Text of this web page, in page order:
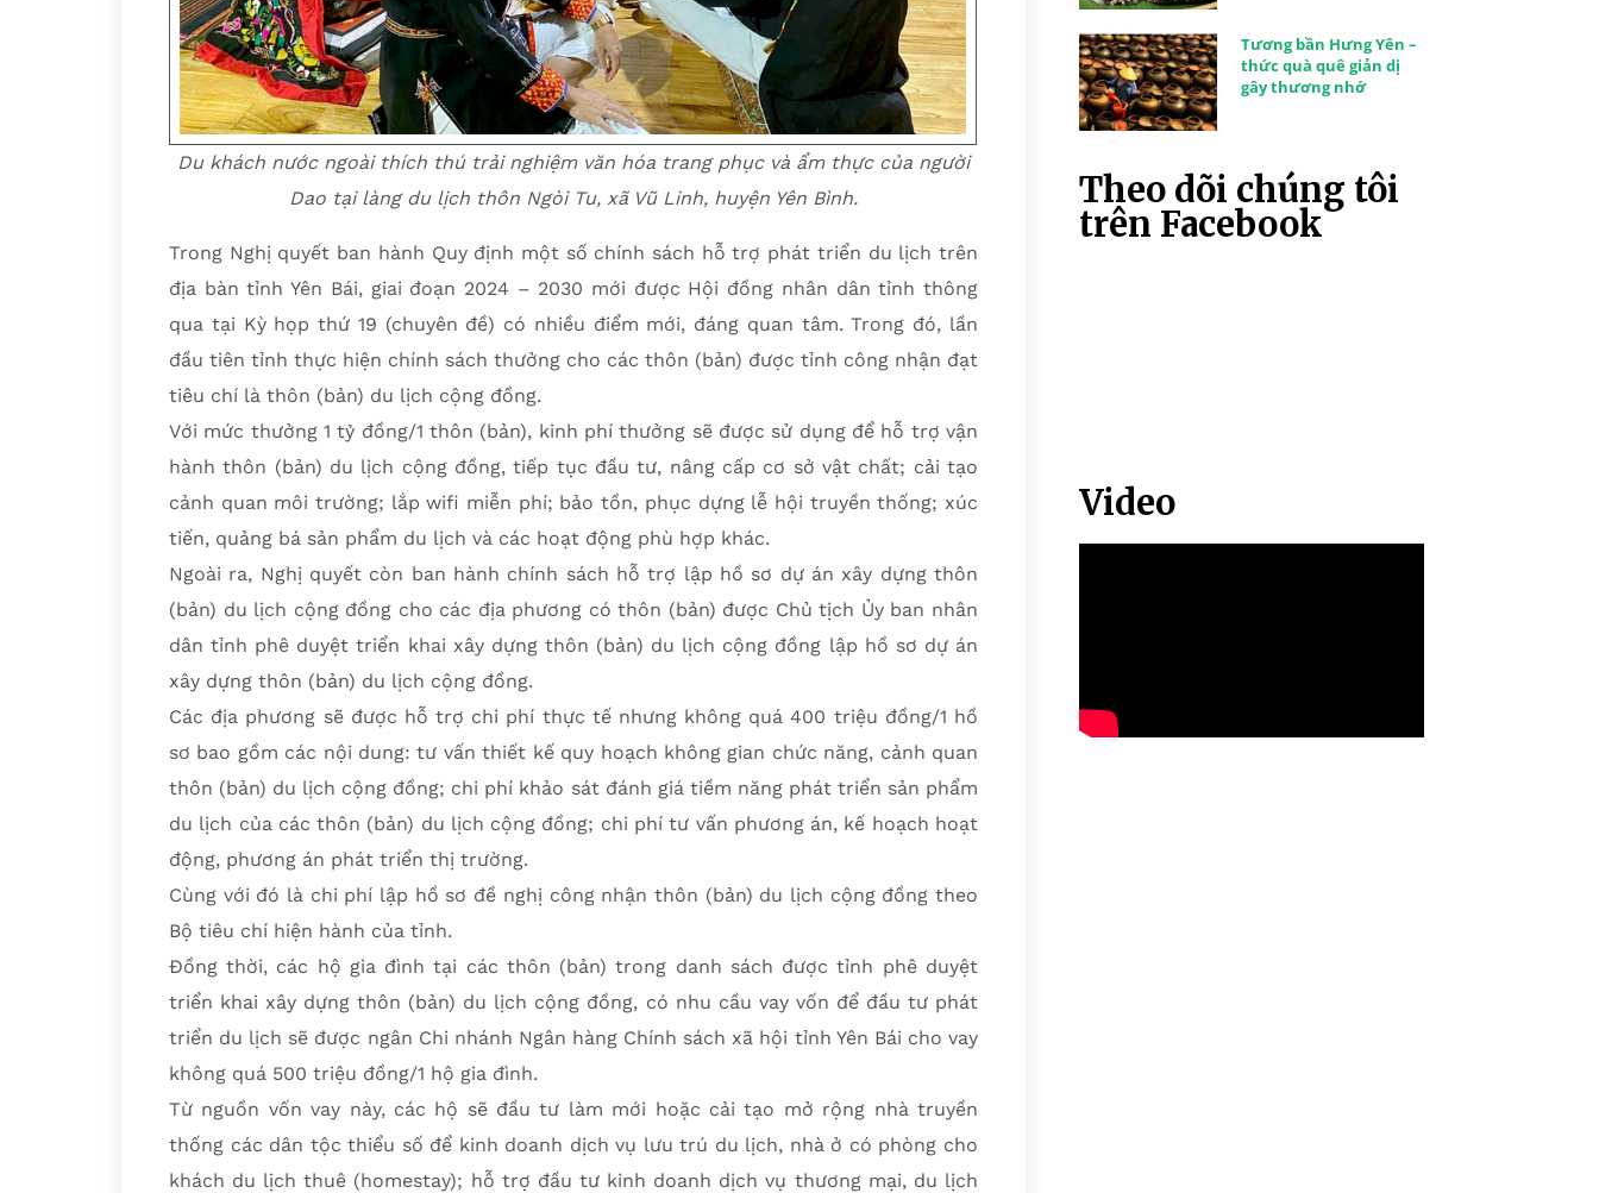
Du khách nước ngoài thích thú trải nghiệm văn hóa trang phục và ẩm thực của người
Dao tại làng du lịch thôn Ngòi Tu, xã Vũ Linh, huyện Yên Bình.
Trong Nghị quyết ban hành Quy định một số chính sách hỗ trợ phát triển du lịch trên
địa bàn tỉnh Yên Bái, giai đoạn 2024 – 2030 mới được Hội đồng nhân dân tỉnh thông
qua tại Kỳ họp thứ 19 (chuyên đề) có nhiều điểm mới, đáng quan tâm. Trong đó, lần
đầu tiên tỉnh thực hiện chính sách thưởng cho các thôn (bản) được tỉnh công nhận đạt
tiêu chí là thôn (bản) du lịch cộng đồng.
Với mức thưởng 1 tỷ đồng/1 thôn (bản), kinh phí thưởng sẽ được sử dụng để hỗ trợ vận
hành thôn (bản) du lịch cộng đồng, tiếp tục đầu tư, nâng cấp cơ sở vật chất; cải tạo
cảnh quan môi trường; lắp wifi miễn phí; bảo tồn, phục dựng lễ hội truyền thống; xúc
tiến, quảng bá sản phẩm du lịch và các hoạt động phù hợp khác.
Ngoài ra, Nghị quyết còn ban hành chính sách hỗ trợ lập hồ sơ dự án xây dựng thôn
(bản) du lịch cộng đồng cho các địa phương có thôn (bản) được Chủ tịch Ủy ban nhân
dân tỉnh phê duyệt triển khai xây dựng thôn (bản) du lịch cộng đồng lập hồ sơ dự án
xây dựng thôn (bản) du lịch cộng đồng.
Các địa phương sẽ được hỗ trợ chi phí thực tế nhưng không quá 400 triệu đồng/1 hồ
sơ bao gồm các nội dung: tư vấn thiết kế quy hoạch không gian chức năng, cảnh quan
thôn (bản) du lịch cộng đồng; chi phí khảo sát đánh giá tiềm năng phát triển sản phẩm
du lịch của các thôn (bản) du lịch cộng đồng; chi phí tư vấn phương án, kế hoạch hoạt
động, phương án phát triển thị trường.
Cùng với đó là chi phí lập hồ sơ đề nghị công nhận thôn (bản) du lịch cộng đồng theo
Bộ tiêu chí hiện hành của tỉnh.
Đồng thời, các hộ gia đình tại các thôn (bản) trong danh sách được tỉnh phê duyệt
triển khai xây dựng thôn (bản) du lịch cộng đồng, có nhu cầu vay vốn để đầu tư phát
triển du lịch sẽ được ngân Chi nhánh Ngân hàng Chính sách xã hội tỉnh Yên Bái cho vay
không quá 500 triệu đồng/1 hộ gia đình.
Từ nguồn vốn vay này, các hộ sẽ đầu tư làm mới hoặc cải tạo mở rộng nhà truyền
thống các dân tộc thiểu số để kinh doanh dịch vụ lưu trú du lịch, nhà ở có phòng cho
khách du lịch thuê (homestay); hỗ trợ đầu tư kinh doanh dịch vụ thương mại, du lịch
Tương bần Hưng Yên –
thức quà quê giản dị
gây thương nhớ
Theo dõi chúng tôi
trên Facebook
Video